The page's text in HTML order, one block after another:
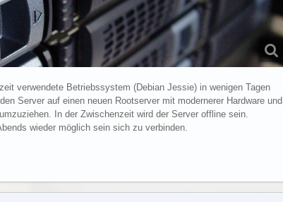
verwendete Betriebssystem (Debian Jessie) in wenigen Tagen
Server auf einen neuen Rootserver mit modernerer Hardware und
In der Zwischenzeit wird der Server offline sein.
wieder möglich sein sich zu verbinden.